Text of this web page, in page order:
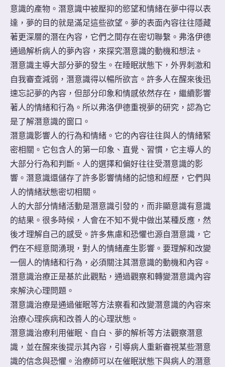
意識的產物。潛意識中被壓抑的慾望和情緒在夢中得以表
達，夢的目的就是滿足這些欲望。夢的表面內容往往隱藏
著更深層的潛在內容，它們之間存在密切聯繫。弗洛伊德
通過解析病人的夢內容，來探究潛意識的動機和想法。
潛意識主導大部分夢的發生。在睡眠狀態下，外界刺激和
自我審查減弱，潛意識得以暢所欲言。許多人在醒來後迅
速忘記夢的內容，但部分印象和情感依然存在，繼續影響
著人的情緒和行為。所以弗洛伊德重視夢的研究，認為它
是了解潛意識的窗口。
潛意識影響人的行為和情緒。它的內容往往與人的情緒緊
密相關。它包含人的第一印象、直覺、習慣，它主導人的
大部分行為和判斷。人的選擇和偏好往往受潛意識的影
響。潛意識還儲存了許多影響情緒的記憶和經歷，它們與
人的情緒狀態密切相關。
人的大部分情緒活動是潛意識引發的，而非顯意識有意識
的結果。很多時候，人會在不知不覺中做出某種反應，然
後才理解自己的感受。許多焦慮和恐懼也源自潛意識，它
們在不經意間湧現，對人的情緒產生影響。要理解和改變
一個人的情緒和行為，必須關注其潛意識的動機和內容。
潛意識治療正是基於此觀點，通過觀察和轉變潛意識內容
來解決心理問題。
潛意識治療是通過催眠等方法察看和改變潛意識的內容來
治療心理疾病和改善人的心理狀態。
潛意識治療利用催眠、自白、夢的解析等方法觀察潛意
識，並在醒來後提示其內容，引導病人重新審視某些潛意
識的信念與恐懼。治療師可以在催眠狀態下與病人的潛意